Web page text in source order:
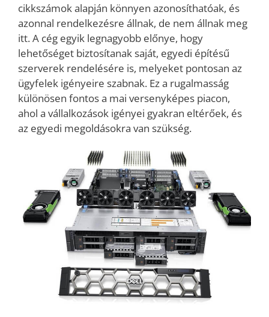
cikkszámok alapján könnyen azonosíthatóak, és
azonnal rendelkezésre állnak, de nem állnak meg
itt. A cég egyik legnagyobb előnye, hogy
lehetőséget biztosítanak saját, egyedi építésű
szerverek rendelésére is, melyeket pontosan az
ügyfelek igényeire szabnak. Ez a rugalmasság
különösen fontos a mai versenyképes piacon,
ahol a vállalkozások igényei gyakran eltérőek, és
az egyedi megoldásokra van szükség.